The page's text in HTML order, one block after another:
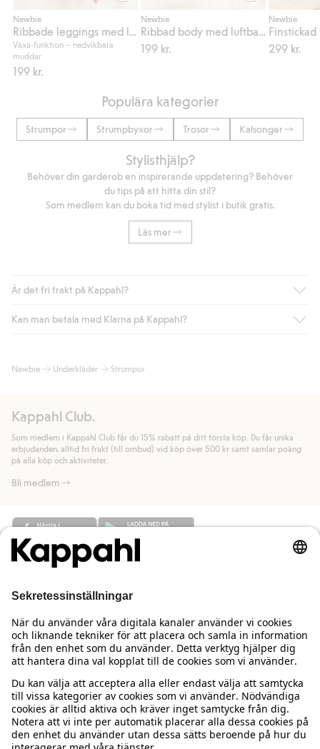
Newbie
Växa-funktion – nedvikbara
muddar
199 kr.
Newbie
199 kr.
Newbie
299 kr.
Populära kategorier
Strumpor Strumpbyxor Trosor Kalsonger
Stylisthjälp?
Behöver din garderob en inspirerande uppdatering? Behöver
du tips på att hitta din stil?
Som medlem kan du boka tid med stylist i butik gratis.
Läs mer
Är det fri frakt på Kappahl?
Är du medlem i Kappahl Club har du alltid gratis frakt till butik
automatik efter du loggat in och identifierats som medlem.
handlar för.
Läs mer
Kan man betala med Klarna på Kappahl?
bland annat faktura och swish men även andra betalningssätt.
allmänna villkor.
Läs mer
Newbie Underkläder Strumpor
Kappahl Club.
Som medlem i Kappahl Club får du 15% rabatt på ditt första köp. Du får unika
erbjudanden, alltid fri frakt (till ombud) vid köp över 500 kr samt samlar poäng
på alla köp och aktiviteter.
Bli medlem
Behöver du hjälp?
Kundservice
Vanliga frågor
Beställning & retur
Kappahl Club
Logga in
Kappahl Club
Om oss
Om Kappahl Group
Villkor & policy